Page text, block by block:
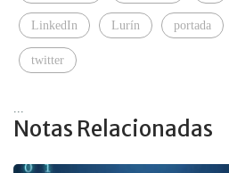
LinkedIn Lurín portada
twitter
Notas Relacionadas